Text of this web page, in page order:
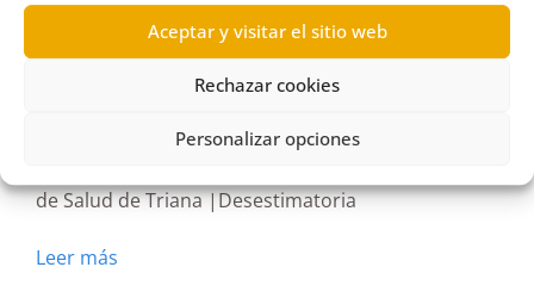
Aceptar y visitar el sitio web
Rechazar cookies
Personalizar opciones
R203/2026
Solicitud de información al SCS sobre carga
de Salud de Triana |Desestimatoria
Leer más